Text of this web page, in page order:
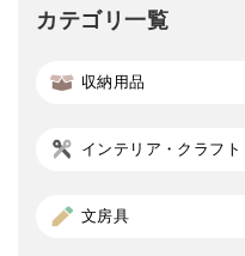
カテゴリ一覧
収納用品
インテリア・クラフト
文房具